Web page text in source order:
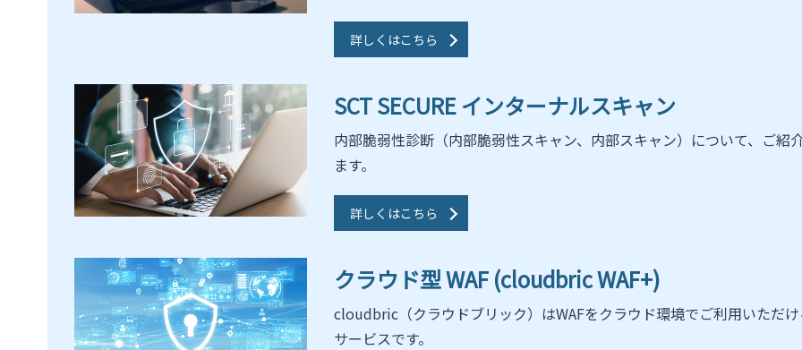
詳しくはこちら
SCT SECURE インターナルスキャン
内部脆弱性診断（内部脆弱性スキャン、内部スキャン）について、ご紹
ます。
詳しくはこちら
クラウド型 WAF (cloudbric WAF+)
cloudbric（クラウドブリック）はWAFをクラウド環境でご利用いただ
サービスです。